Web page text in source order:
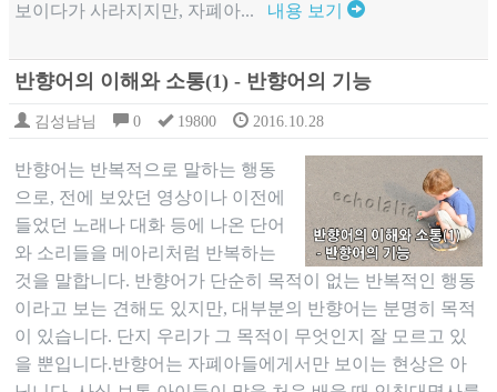
보이다가 사라지지만, 자폐아... 내용 보기
반향어의 이해와 소통(1) - 반향어의 기능
김성남님 0 19800 2016.10.28
반향어는 반복적으로 말하는 행동
으로, 전에 보았던 영상이나 이전에
들었던 노래나 대화 등에 나온 단어
와 소리들을 메아리처럼 반복하는
것을 말합니다. 반향어가 단순히 목적이 없는 반복적인 행동
이라고 보는 견해도 있지만, 대부분의 반향어는 분명히 목적
이 있습니다. 단지 우리가 그 목적이 무엇인지 잘 모르고 있
을 뿐입니다.반향어는 자폐아들에게서만 보이는 현상은 아